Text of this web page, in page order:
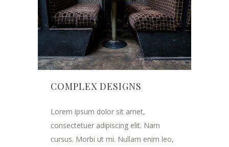
COMPLEX DESIGNS
Lorem ipsum dolor sit amet,
consectetuer adipiscing elit. Nam
cursus. Morbi ut mi. Nullam enim leo,